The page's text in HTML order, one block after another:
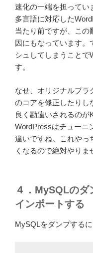
速化の一端を担ってい
多言語に対応した
当たり前ですが、この
因にもなっています。
シュしてしまうことで
す。
なせ、オリジナルプラ
のコアを修正したりし
良く勘違いされるのが
WordPressはチューニ
違いですね。これやっ
くなるので絶対やりま
４．MySQLのダ
インポートする
MySQLをダンプする